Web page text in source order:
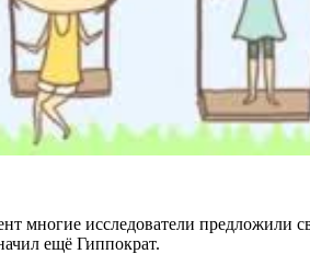
многие исследователи предложили
ещё Гиппократ.